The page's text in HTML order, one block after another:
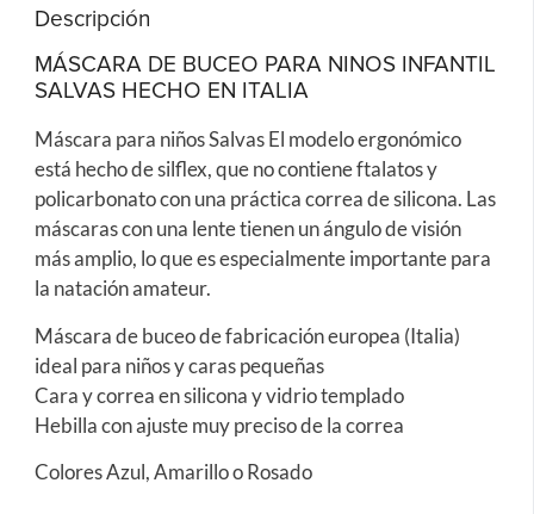
Descripción
MÁSCARA DE BUCEO PARA NINOS INFANTIL
SALVAS HECHO EN ITALIA
Máscara para niños Salvas El modelo ergonómico
está hecho de silflex, que no contiene ftalatos y
policarbonato con una práctica correa de silicona. Las
máscaras con una lente tienen un ángulo de visión
más amplio, lo que es especialmente importante para
la natación amateur.
Máscara de buceo de fabricación europea (Italia)
ideal para niños y caras pequeñas
Cara y correa en silicona y vidrio templado
Hebilla con ajuste muy preciso de la correa
Colores Azul, Amarillo o Rosado